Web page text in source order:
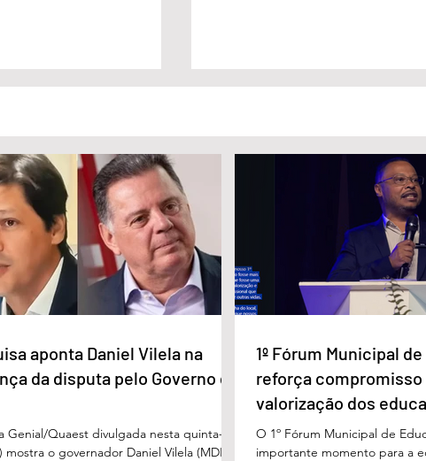
Eduardo
a inelegibilidade e a
Lula sanciona lei que garante
renovação automática da CNH
aponta Daniel Vilela na
da disputa pelo Governo de
Genial/Quaest divulgada nesta quinta-
mostra o governador Daniel Vilela (MDB)
1º Fórum Municipal
reforça compromisso
valorização dos
Águas Lindas
O 1º Fórum Municipal de
importante momento para a